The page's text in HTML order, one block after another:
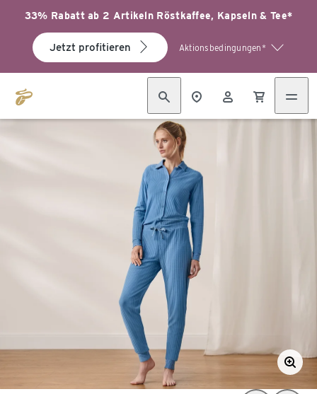
33% Rabatt ab 2 Artikeln Röstkaffee, Kapseln & Tee*
Jetzt profitieren Aktionsbedingungen*